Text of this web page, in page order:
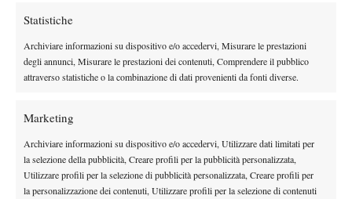
Statistiche
Archiviare informazioni su dispositivo e/o accedervi, Misurare le prestazioni
degli annunci, Misurare le prestazioni dei contenuti, Comprendere il pubblico
attraverso statistiche o la combinazione di dati provenienti da fonti diverse.
Marketing
Archiviare informazioni su dispositivo e/o accedervi, Utilizzare dati limitati per
la selezione della pubblicità, Creare profili per la pubblicità personalizzata,
Utilizzare profili per la selezione di pubblicità personalizzata, Creare profili per
la personalizzazione dei contenuti, Utilizzare profili per la selezione di contenuti
UNGHERIA-AUSTRIA: ESPERIENZA CONTRO
GIOVANI